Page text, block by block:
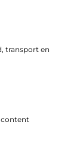
transport en
content